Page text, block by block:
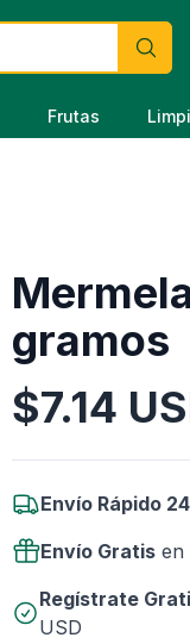
Frutas
gramos
Información del
$7.14
Envío Rápido
Envío Gratis en
Regístrate
USD